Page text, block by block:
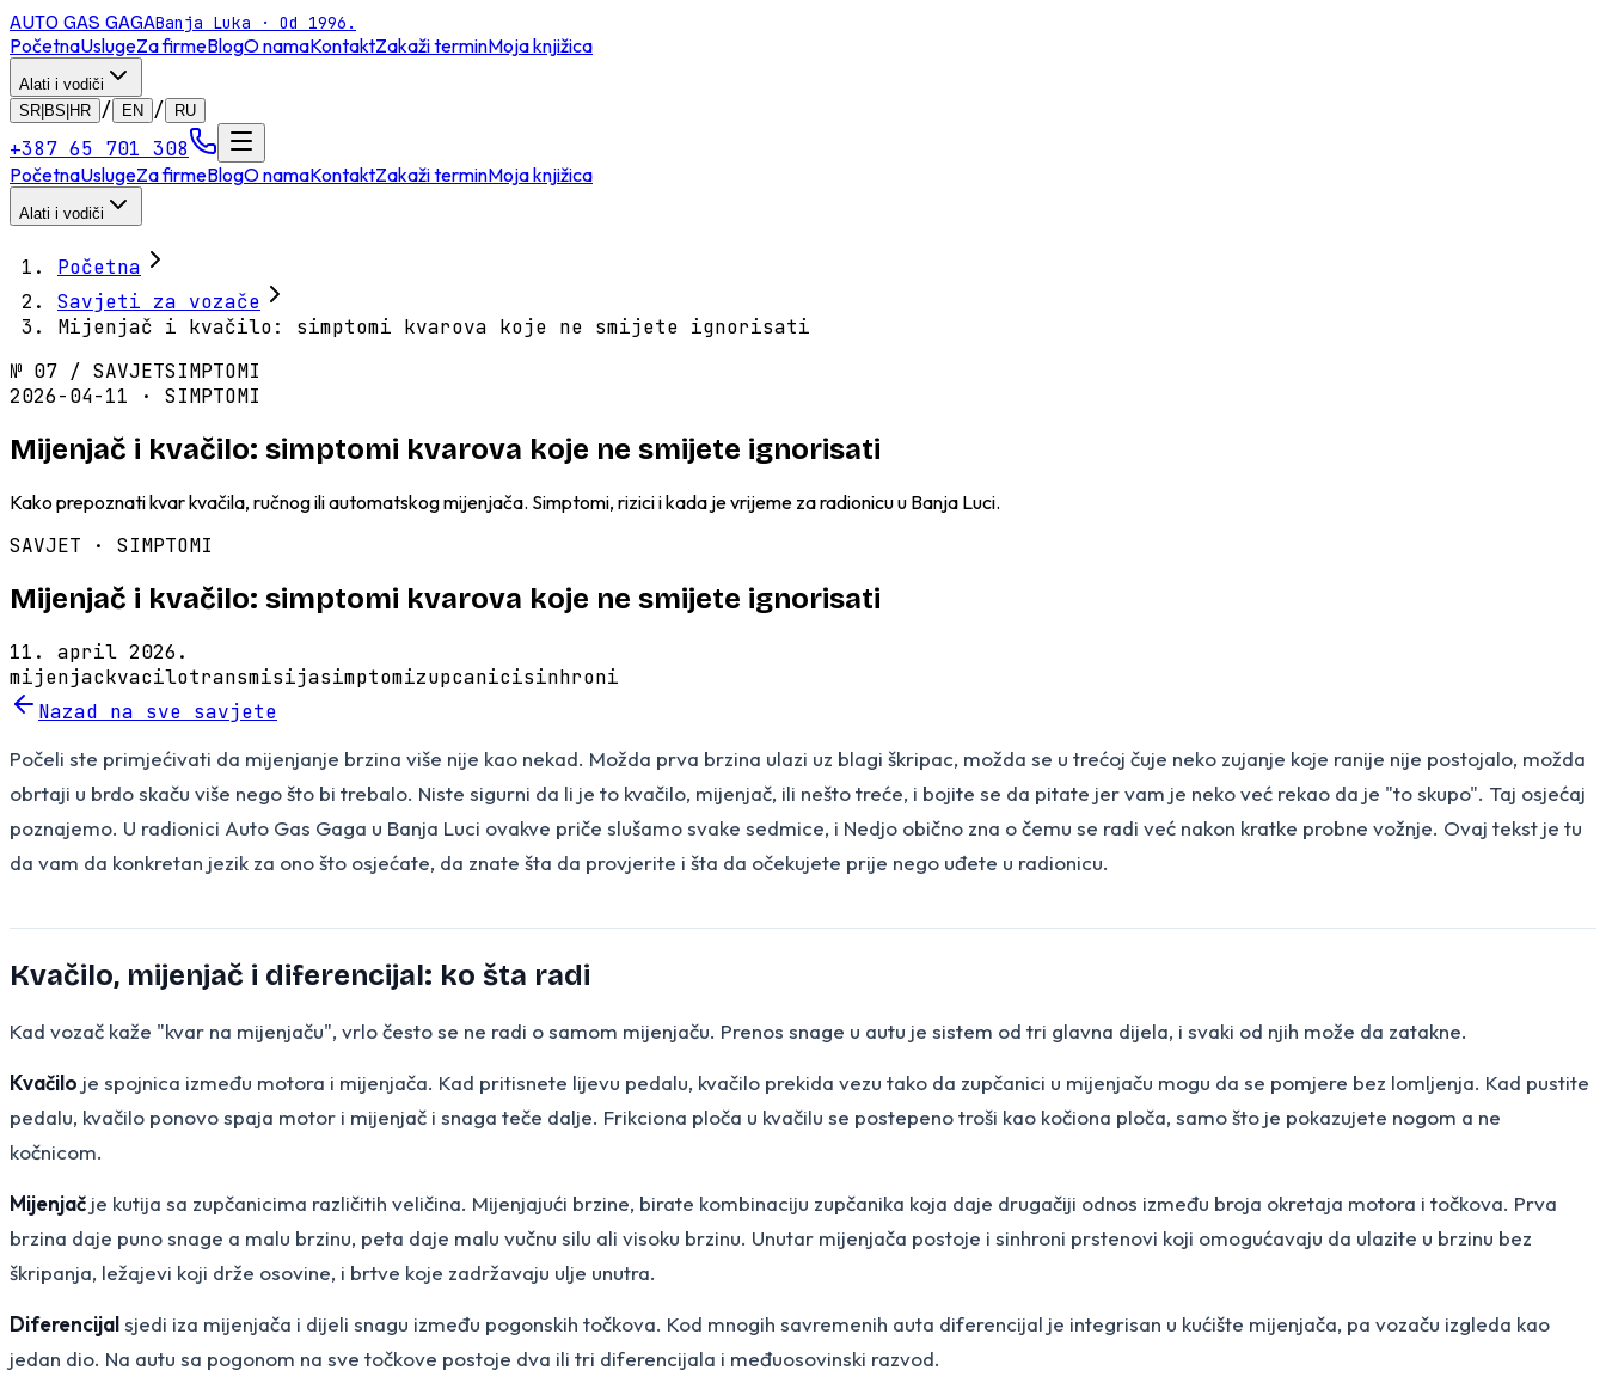
AUTO GAS GAGABanja Luka · Od 1996.
PočetnaUslugeZa firmeBlogO namaKontaktZakaži terminMoja knjižica
Alati i vodiči
SR|BS|HR
/ EN / RU
+387 65 701 308
PočetnaUslugeZa firmeBlogO namaKontaktZakaži terminMoja knjižica
Alati i vodiči
Početna
Savjeti za vozače
Mijenjač i kvačilo: simptomi kvarova koje ne smijete ignorisati
№ 07 / SAVJETSIMPTOMI
2026-04-11 · SIMPTOMI
Mijenjač i kvačilo: simptomi kvarova koje ne smijete ignorisati
Kako prepoznati kvar kvačila, ručnog ili automatskog mijenjača. Simptomi, rizici i kada je vrijeme za radionicu u Banja Luci.
SAVJET · SIMPTOMI
Mijenjač i kvačilo: simptomi kvarova koje ne smijete ignorisati
11. april 2026.
mijenjackvacilotransmisijasimptomizupcanicisinhroni
Nazad na sve savjete
Počeli ste primjećivati da mijenjanje brzina više nije kao nekad. Možda prva brzina ulazi uz blagi škripac, možda se u trećoj čuje neko zujanje koje ranije nije postojalo, možda
obrtaji u brdo skaču više nego što bi trebalo. Niste sigurni da li je to kvačilo, mijenjač, ili nešto treće, i bojite se da pitate jer vam je neko već rekao da je "to skupo". Taj osjećaj
poznajemo. U radionici Auto Gas Gaga u Banja Luci ovakve priče slušamo svake sedmice, i Nedjo obično zna o čemu se radi već nakon kratke probne vožnje. Ovaj tekst je tu
da vam da konkretan jezik za ono što osjećate, da znate šta da provjerite i šta da očekujete prije nego uđete u radionicu.
Kvačilo, mijenjač i diferencijal: ko šta radi
Kad vozač kaže "kvar na mijenjaču", vrlo često se ne radi o samom mijenjaču. Prenos snage u autu je sistem od tri glavna dijela, i svaki od njih može da zatakne.
Kvačilo je spojnica između motora i mijenjača. Kad pritisnete lijevu pedalu, kvačilo prekida vezu tako da zupčanici u mijenjaču mogu da se pomjere bez lomljenja. Kad pustite
pedalu, kvačilo ponovo spaja motor i mijenjač i snaga teče dalje. Frikciona ploča u kvačilu se postepeno troši kao kočiona ploča, samo što je pokazujete nogom a ne
kočnicom.
Mijenjač je kutija sa zupčanicima različitih veličina. Mijenjajući brzine, birate kombinaciju zupčanika koja daje drugačiji odnos između broja okretaja motora i točkova. Prva
brzina daje puno snage a malu brzinu, peta daje malu vučnu silu ali visoku brzinu. Unutar mijenjača postoje i sinhroni prstenovi koji omogućavaju da ulazite u brzinu bez
škripanja, ležajevi koji drže osovine, i brtve koje zadržavaju ulje unutra.
Diferencijalsjedi iza mijenjača i dijeli snagu između pogonskih točkova. Kod mnogih savremenih auta diferencijal je integrisan u kućište mijenjača, pa vozaču izgleda kao
jedan dio. Na autu sa pogonom na sve točkove postoje dva ili tri diferencijala i međuosovinski razvod.